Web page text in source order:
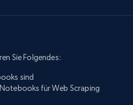
Sie Folgendes:
sind
für Web Scraping